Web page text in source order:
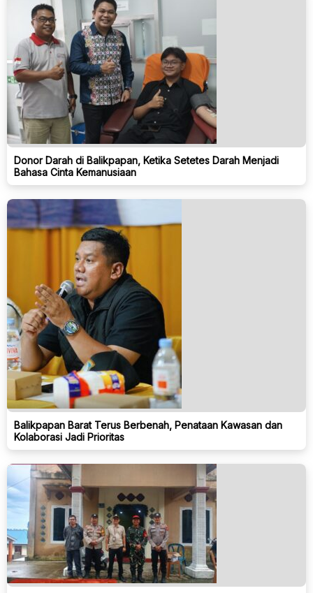
Donor Darah di Balikpapan, Ketika Setetes Darah Menjadi
Bahasa Cinta Kemanusiaan
Balikpapan Barat Terus Berbenah, Penataan Kawasan dan
Kolaborasi Jadi Prioritas